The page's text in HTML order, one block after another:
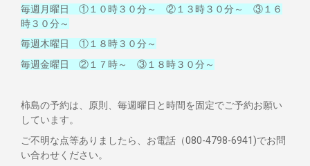
毎週月曜日 ①１０時３０分～ ②１３時３０分～ ③１６
時３０分～
毎週木曜日 ①１８時３０分～
毎週金曜日 ②１７時～ ③１８時３０分～
柿島の予約は、原則、毎週曜日と時間を固定でご予約お願い
しています。
ご不明な点等ありましたら、お電話（080-4798-6941)でお問
い合わせください。